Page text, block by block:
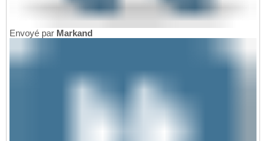
Envoyé par Markand